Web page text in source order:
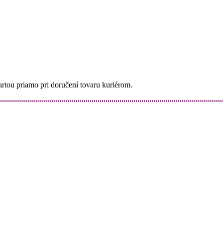
priamo pri doručení tovaru kuriérom.